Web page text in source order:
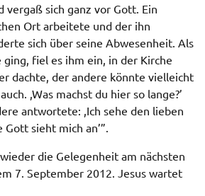
vergaß sich ganz vor Gott. Ein
Ort arbeitete und der ihn
sich über seine Abwesenheit. Als
ging, fiel es ihm ein, in der Kirche
dachte, der andere könnte vielleicht
,Was machst du hier so lange?’
antwortete: ,Ich sehe den lieben
sieht mich an’”.
die Gelegenheit am nächsten
7. September 2012. Jesus wartet